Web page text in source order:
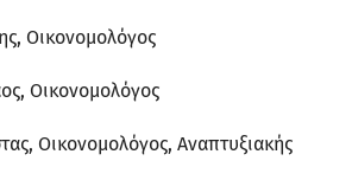
Οικονομολόγος
Οικονομολόγος
Οικονομολόγος, Αναπτυξιακής